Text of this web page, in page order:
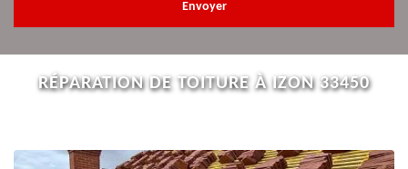
RÉPARATION DE TOITURE À IZON 33450